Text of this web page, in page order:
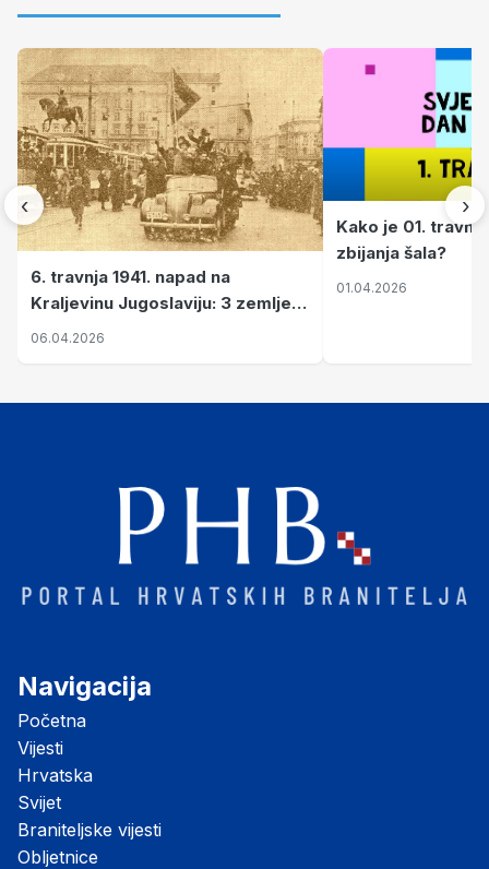
‹
6. travnja 1941. napad na
Kraljevinu Jugoslaviju: 3 zemlje
nastale njenim raspadom
06.04.2026
Kako je 01.
zbijanja šala?
01.04.2026
›
Navigacija
Početna
Vijesti
Hrvatska
Svijet
Braniteljske vijesti
Obljetnice